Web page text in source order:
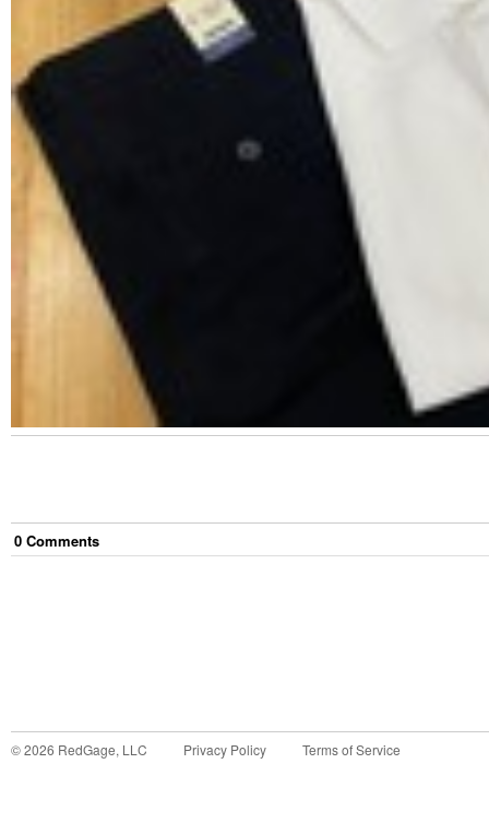
0 Comments
©2026 RedGage, LLC Privacy Policy Terms of Service